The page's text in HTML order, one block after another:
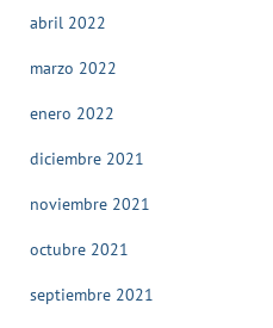
abril 2022
marzo 2022
enero 2022
diciembre 2021
noviembre 2021
octubre 2021
septiembre 2021